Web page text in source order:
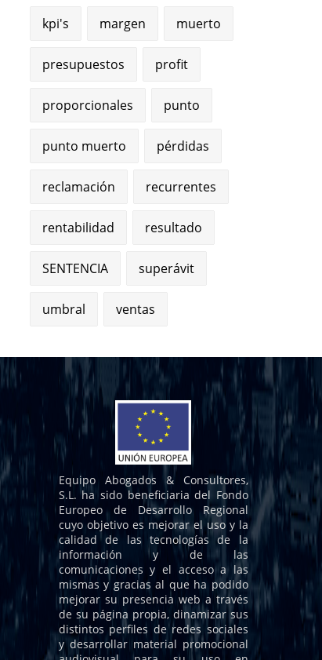
kpi's margen muerto
presupuestos profit
proporcionales punto
punto muerto pérdidas
reclamación recurrentes
rentabilidad resultado
SENTENCIA superávit
umbral ventas
Equipo Abogados & Consultores,
S.L. ha sido beneficiaria del Fondo
Europeo de Desarrollo Regional
cuyo objetivo es mejorar el uso y la
calidad de las tecnologías de la
información y de las
comunicaciones y el acceso a las
mismas y gracias al que ha podido
mejorar su presencia web a través
de su página propia, dinamizar sus
distintos perfiles de redes sociales
y desarrollar material promocional